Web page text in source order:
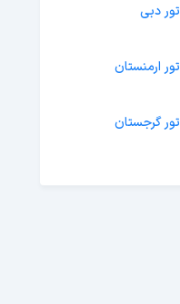
تور دبی
تور ارمنستان
تور گرجستان